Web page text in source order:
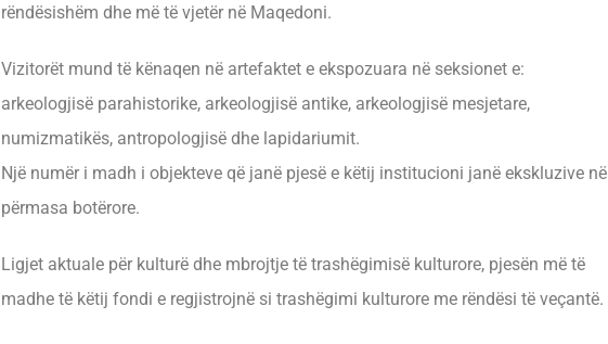
rëndësishëm dhe më të vjetër në Maqedoni.
Vizitorët mund të kënaqen në artefaktet e ekspozuara në seksionet e:
arkeologjisë parahistorike, arkeologjisë antike, arkeologjisë mesjetare,
numizmatikës, antropologjisë dhe lapidariumit.
Një numër i madh i objekteve që janë pjesë e këtij institucioni janë ekskluzive në
përmasa botërore.
Ligjet aktuale për kulturë dhe mbrojtje të trashëgimisë kulturore, pjesën më të
madhe të këtij fondi e regjistrojnë si trashëgimi kulturore me rëndësi të veçantë.